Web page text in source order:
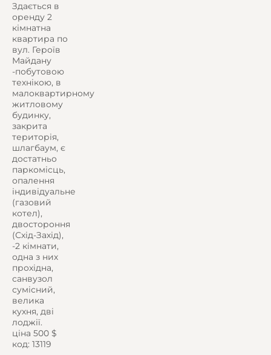
Здається в
оренду 2
кімнатна
квартира по
вул. Героїв
Майдану
-побутовою
технікою, в
малоквартирному
житловому
будинку,
закрита
територія,
шлагбаум, є
достатньо
паркомісць,
опалення
індивідуальне
(газовий
котел),
двостороння
(Схід-Захід),
-2 кімнати,
одна з них
прохідна,
санвузол
сумісний,
велика
кухня, дві
лоджії.
ціна 500 $
код: 13119